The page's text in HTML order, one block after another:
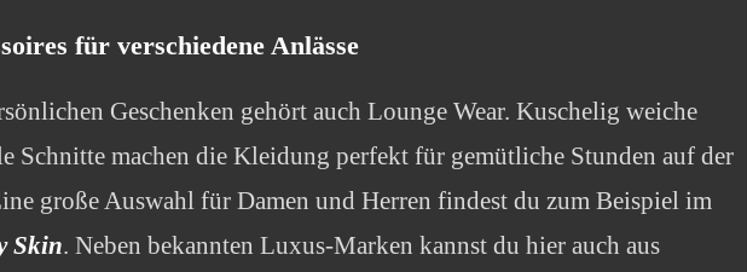
für verschiedene Anlässe
Geschenken gehört auch Lounge Wear. Kuschelig weiche
Schnitte machen die Kleidung perfekt für gemütliche Stunden auf der
große Auswahl für Damen und Herren findest du zum Beispiel im
Skin. Neben bekannten Luxus-Marken kannst du hier auch aus